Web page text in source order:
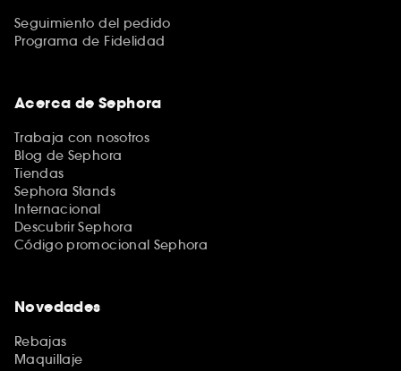
Seguimiento del pedido
Programa de Fidelidad
Acerca de Sephora
Trabaja con nosotros
Blog de Sephora
Tiendas
Sephora Stands
Internacional
Descubrir Sephora
Código promocional Sephora
Novedades
Rebajas
Maquillaje